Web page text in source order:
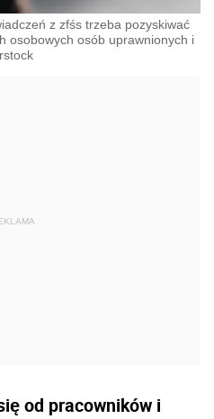
z zfśs trzeba pozyskiwać
osobowych osób uprawnionych i
od pracowników i